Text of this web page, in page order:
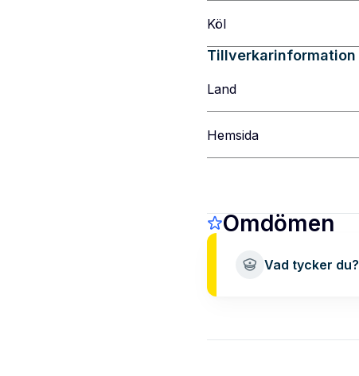
Köl
Tillverkarinformation
Land
Hemsida
Omdömen
Vad tycker du?